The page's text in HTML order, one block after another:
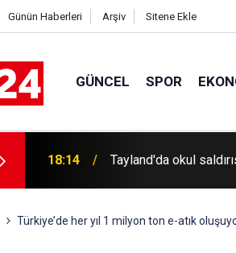
Günün Haberleri Arşiv Sitene Ekle
GÜNCEL SPOR
18:09 Hırvatistan’da tren
Türkiye’de her yıl 1 milyon ton e-atık